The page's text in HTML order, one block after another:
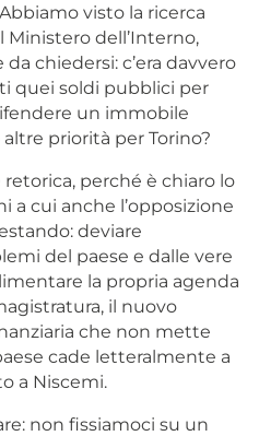
visto la ricerca
Ministero dell’Interno,
chiedersi: c’era davvero
quei soldi pubblici per
un immobile
priorità per Torino?
perché è chiaro lo
a cui anche l’opposizione
deviare
del paese e dalle vere
la propria agenda
il nuovo
che non mette
cade letteralmente a
a Niscemi.
non fissiamoci su un